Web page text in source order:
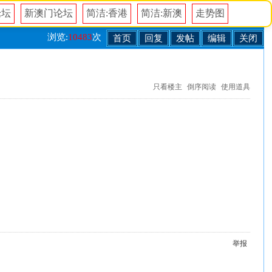
新澳门论坛 简洁:香港 简洁:新澳 走势图
关闭
编辑
发帖
回复
首页
浏览:10483次
只看楼主 倒序阅读 使用道具
举报